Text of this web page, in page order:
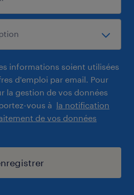
informations soient utilisées
d'emploi par email. Pour
la gestion de vos données
vous à la notification
de vos données